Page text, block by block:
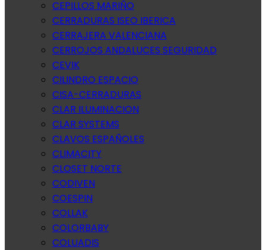
CEPILLOS MARIÑO
CERRADURAS ISEO IBERICA
CERRAJERA VALENCIANA
CERROJOS ANDALUCES SEGURIDAD
CEVIK
CILINDRO ESPACIO
CISA-CERRADURAS
CLAR ILUMINACION
CLAR SYSTEMS
CLAVOS ESPAÑOLES
CLIMACITY
CLOSET NORTE
CODIVEN
COESPIN
COLLAK
COLORBABY
COLUADIS